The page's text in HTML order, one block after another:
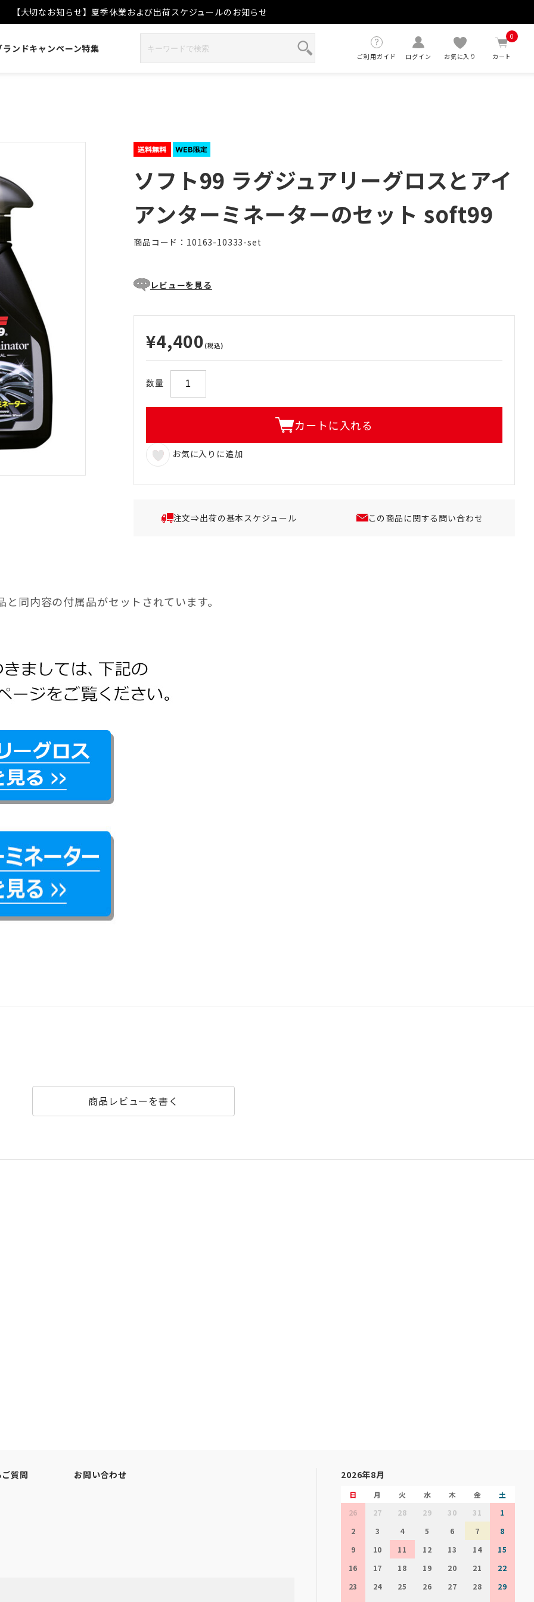
【大切なお知らせ】夏季休業および出荷スケジュールのお知らせ
ランドキャンペーン特集
ご利用ガイド ログイン お気に入り カート
0
ソフト99 ラグジュアリーグロスとアイ
アンターミネーターのセット soft99
商品コード：10163-10333-set
レビューを見る
¥4,400 (税込)
数量
カートに入れる
お気に入りに追加
注文⇒出荷の基本スケジュール この商品に関する問い合わせ
同内容の付属品がセットされています。
商品レビューを書く
質問 お問い合わせ 2026年8月
日 月 火 水 木 金
土
26
27 28 29 30 31
1
2
3 4 5 6 7
8
9
10 11 12 13 14
15
16
17 18 19 20 21
22
23
24 25 26 27 28
29